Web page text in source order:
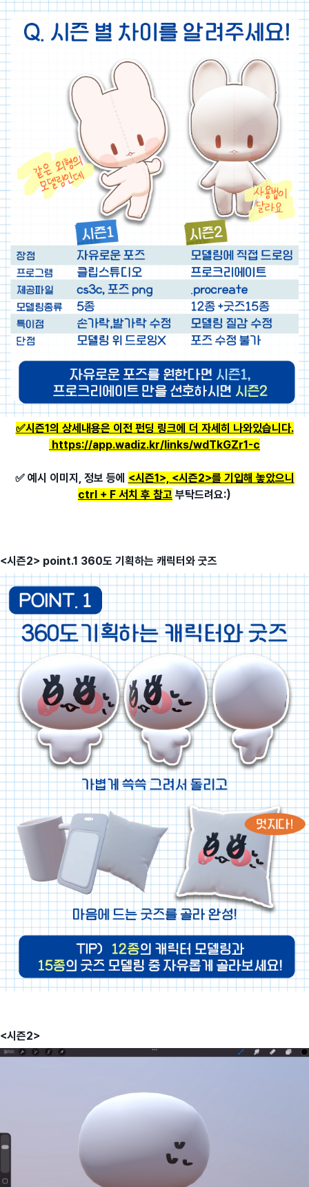
✅시즌1의 상세내용은 이전 펀딩 링크에 더 자세히 나와있습니다.
https://app.wadiz.kr/links/wdTkGZr1-c
✅ 예시 이미지, 정보 등에 <시즌1>, <시즌2>를 기입해 놓았으니
ctrl + F 서치 후 참고 부탁드려요:)
<시즌2> point.1 360도 기획하는 캐릭터와 굿즈
<시즌2>